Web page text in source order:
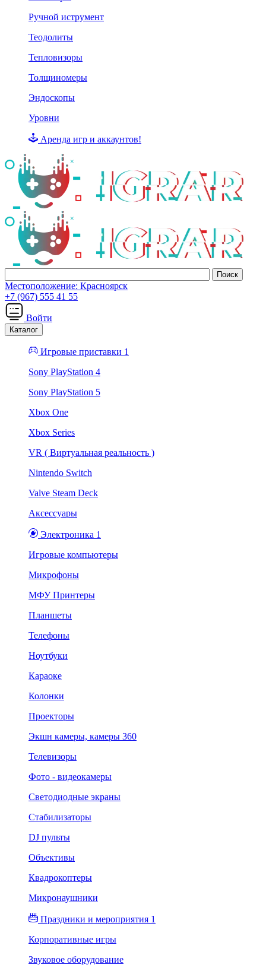
Ручной иструмент
Теодолиты
Тепловизоры
Толщиномеры
Эндоскопы
Уровни
Аренда игр и аккаунтов!
Местоположение: Красноярск
+7 (967) 555 41 55
Войти
Каталог
Игровые приставки 1
Sony PlayStation 4
Sony PlayStation 5
Xbox One
Xbox Series
VR ( Виртуальная реальность )
Nintendo Switch
Valve Steam Deck
Аксессуары
Электроника 1
Игровые компьютеры
Микрофоны
МФУ Принтеры
Планшеты
Телефоны
Ноутбуки
Караоке
Колонки
Проекторы
Экшн камеры, камеры 360
Телевизоры
Фото - видеокамеры
Светодиодные экраны
Стабилизаторы
DJ пульты
Объективы
Квадрокоптеры
Микронаушники
Праздники и мероприятия 1
Корпоративные игры
Звуковое оборудование